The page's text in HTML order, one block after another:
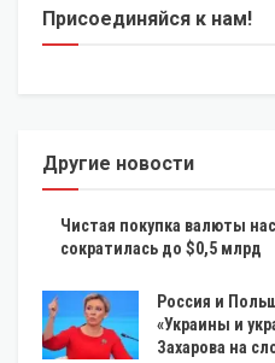
Присоединяйся к нам!
Другие новости
Чистая покупка валюты
сократилась до $0,5 млрд
Россия и
«Украины и
Захарова на